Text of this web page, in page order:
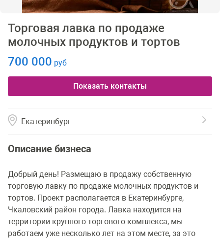
Торговая лавка по продаже
молочных продуктов и тортов
700 000 руб
Показать контакты
Екатеринбург
Описание бизнеса
Добрый день! Размещаю в продажу собственную
торговую лавку по продаже молочных продуктов и
тортов. Проект располагается в Екатеринбурге,
Чкаловский район города. Лавка находится на
территории крупного торгового комплекса, мы
работаем уже несколько лет на этом месте, за это